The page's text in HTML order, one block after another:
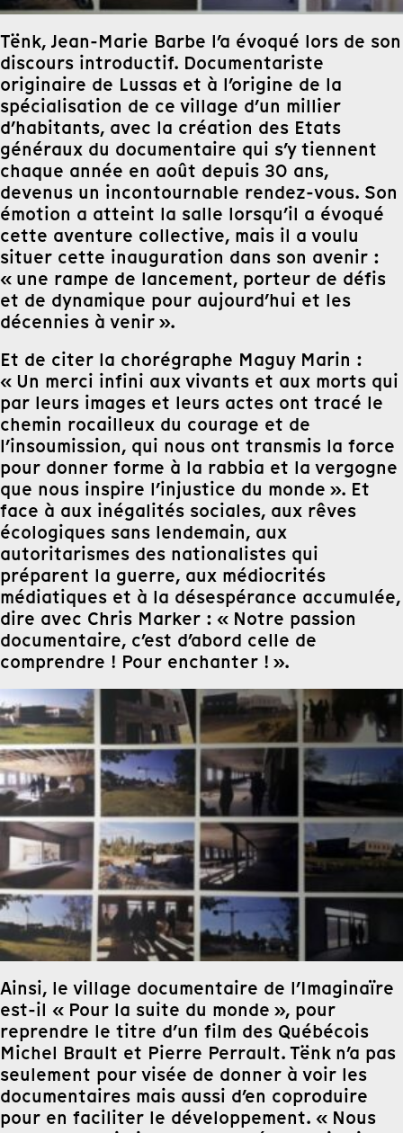
Tënk, Jean-Marie Barbe l’a évoqué lors de son
discours introductif. Documentariste
originaire de Lussas et à l’origine de la
spécialisation de ce village d’un millier
d’habitants, avec la création des Etats
généraux du documentaire qui s’y tiennent
chaque année en août depuis 30 ans,
devenus un incontournable rendez-vous. Son
émotion a atteint la salle lorsqu’il a évoqué
cette aventure collective, mais il a voulu
situer cette inauguration dans son avenir :
« une rampe de lancement, porteur de défis
et de dynamique pour aujourd’hui et les
décennies à venir ».
Et de citer la chorégraphe Maguy Marin :
« Un merci infini aux vivants et aux morts qui
par leurs images et leurs actes ont tracé le
chemin rocailleux du courage et de
l’insoumission, qui nous ont transmis la force
pour donner forme à la rabbia et la vergogne
que nous inspire l’injustice du monde ». Et
face à aux inégalités sociales, aux rêves
écologiques sans lendemain, aux
autoritarismes des nationalistes qui
préparent la guerre, aux médiocrités
médiatiques et à la désespérance accumulée,
dire avec Chris Marker : « Notre passion
documentaire, c’est d’abord celle de
comprendre ! Pour enchanter ! ».
Ainsi, le village documentaire de l’Imaginaïre
est-il « Pour la suite du monde », pour
reprendre le titre d’un film des Québécois
Michel Brault et Pierre Perrault. Tënk n’a pas
seulement pour visée de donner à voir les
documentaires mais aussi d’en coproduire
pour en faciliter le développement. « Nous